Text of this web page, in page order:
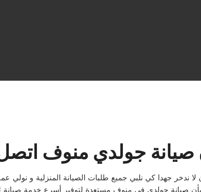
صيانة جولدي منوف اتصل
جهدا كي نلبي جميع طلبات الصيانة المنزلية و نولي
صيانة جولدي في منوف مستعدة لتوفير أسرع خدمة صيانة